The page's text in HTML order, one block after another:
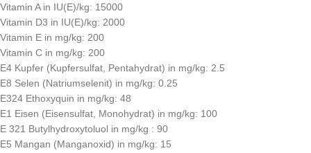
Vitamin A in IU(E)/kg: 15000
Vitamin D3 in IU(E)/kg: 2000
Vitamin E in mg/kg: 200
Vitamin C in mg/kg: 200
E4 Kupfer (Kupfersulfat, Pentahydrat) in mg/kg: 2.5
E8 Selen (Natriumselenit) in mg/kg: 0.25
E324 Ethoxyquin in mg/kg: 48
E1 Eisen (Eisensulfat, Monohydrat) in mg/kg: 100
E 321 Butylhydroxytoluol in mg/kg : 90
E5 Mangan (Manganoxid) in mg/kg: 15